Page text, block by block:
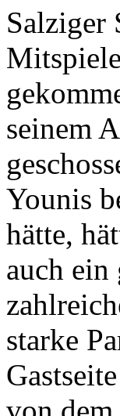
Salziger
seinem
Younis
hätte,
auch ein
starke